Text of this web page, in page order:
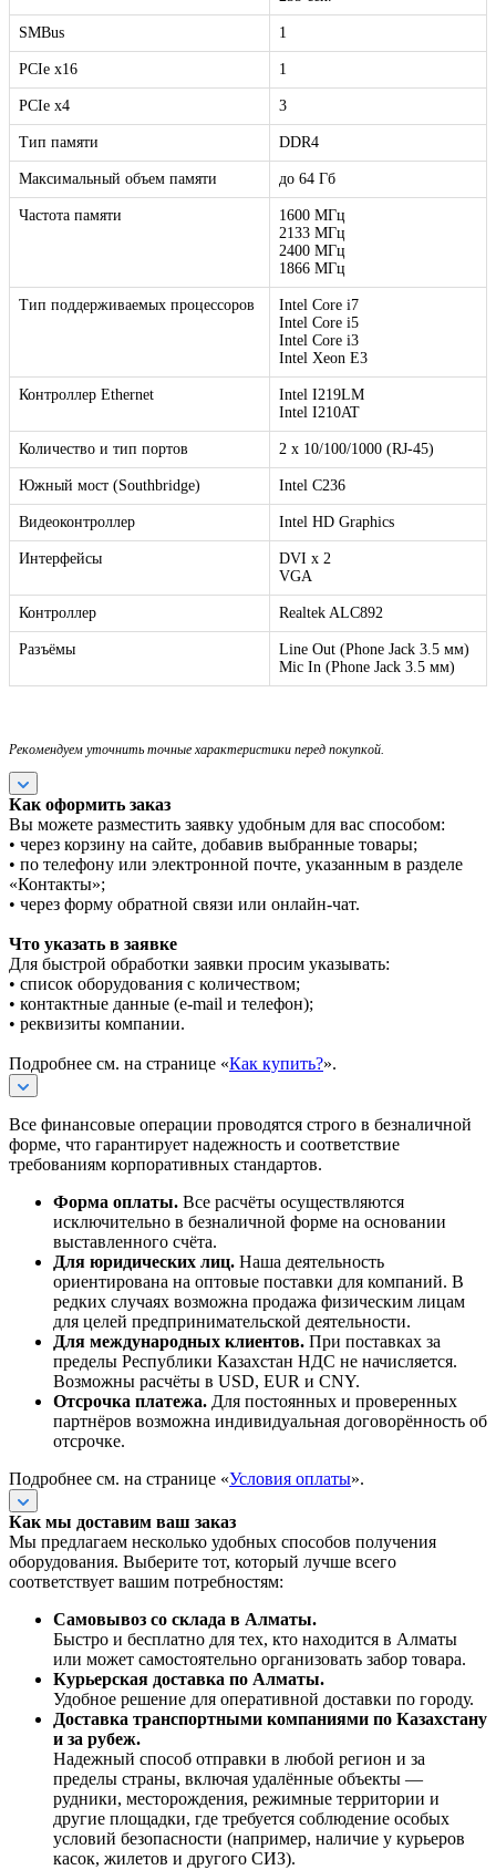
SMBus 1
PCIe x16 1
PCIe x4 3
Тип памяти DDR4
Максимальный объем памяти до 64 Гб
Частота памяти
1600 МГц
2133 МГц
2400 МГц
1866 МГц
Тип поддерживаемых процессоров
Intel Core i7
Intel Core i5
Intel Core i3
Intel Xeon E3
Контроллер Ethernet
Intel I219LM
Intel I210AT
Количество и тип портов 2 х 10/100/1000 (RJ-45)
Южный мост (Southbridge) Intel C236
Видеоконтроллер Intel HD Graphics
Интерфейсы
DVI х 2
VGA
Контроллер Realtek ALC892
Разъёмы
Line Out (Phone Jack 3.5 мм)
Mic In (Phone Jack 3.5 мм)
Рекомендуем уточнить точные характеристики перед покупкой.
Как оформить заказ
Вы можете разместить заявку удобным для вас способом:
• через корзину на сайте, добавив выбранные товары;
• по телефону или электронной почте, указанным в разделе
«Контакты»;
• через форму обратной связи или онлайн-чат.
Что указать в заявке
Для быстрой обработки заявки просим указывать:
• список оборудования с количеством;
• контактные данные (e-mail и телефон);
• реквизиты компании.
Подробнее см. на странице «Как купить?».
Все финансовые операции проводятся строго в безналичной
форме, что гарантирует надежность и соответствие
требованиям корпоративных стандартов.
Форма оплаты. Все расчёты осуществляются
исключительно в безналичной форме на основании
выставленного счёта.
Для юридических лиц. Наша деятельность
ориентирована на оптовые поставки для компаний. В
редких случаях возможна продажа физическим лицам
для целей предпринимательской деятельности.
Для международных клиентов. При поставках за
пределы Республики Казахстан НДС не начисляется.
Возможны расчёты в USD, EUR и CNY.
Отсрочка платежа. Для постоянных и проверенных
партнёров возможна индивидуальная договорённость об
отсрочке.
Подробнее см. на странице «Условия оплаты».
Как мы доставим ваш заказ
Мы предлагаем несколько удобных способов получения
оборудования. Выберите тот, который лучше всего
соответствует вашим потребностям:
Самовывоз со склада в Алматы.
Быстро и бесплатно для тех, кто находится в Алматы
или может самостоятельно организовать забор товара.
Курьерская доставка по Алматы.
Удобное решение для оперативной доставки по городу.
Доставка транспортными компаниями по Казахстану
и за рубеж.
Надежный способ отправки в любой регион и за
пределы страны, включая удалённые объекты —
рудники, месторождения, режимные территории и
другие площадки, где требуется соблюдение особых
условий безопасности (например, наличие у курьеров
касок, жилетов и другого СИЗ).